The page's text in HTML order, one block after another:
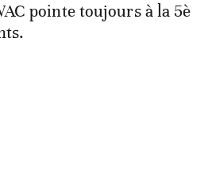
pointe toujours à la 5è